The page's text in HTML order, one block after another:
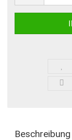
Beschreibung